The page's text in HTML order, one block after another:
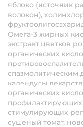
яблоко (источник
волокон),
Омега-3 жирных
экстракт цветков
органических
спазмолитическим
календулы
органических
стимулирующих
сушеный томат,